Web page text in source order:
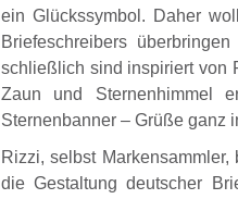
ein Glückssymbol. Daher
Briefeschreibers
schließlich sind inspiriert von
Zaun und Sternenhimmel
Sternenbanner – Grüße ganz
Rizzi, selbst
die Gestaltung deutscher